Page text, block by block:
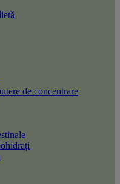
de concentrare